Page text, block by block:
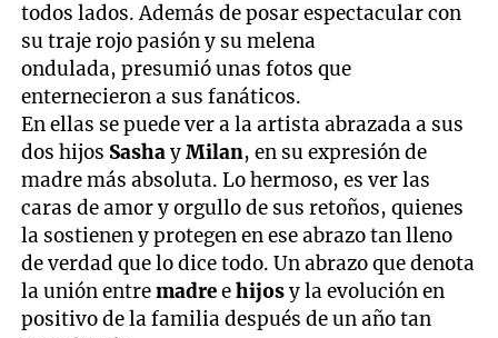
todos lados. Además de posar espectacular con
su traje rojo pasión y su melena
ondulada, presumió unas fotos que
enternecieron a sus fanáticos.
En ellas se puede ver a la artista abrazada a sus
dos hijos SashayMilan, en su expresión de
madre más absoluta. Lo hermoso, es ver las
caras de amor y orgullo de sus retoños, quienes
la sostienen y protegen en ese abrazo tan lleno
de verdad que lo dice todo. Un abrazo que denota
la unión entremadreehijosy la evolución en
positivo de la familia después de un año tan